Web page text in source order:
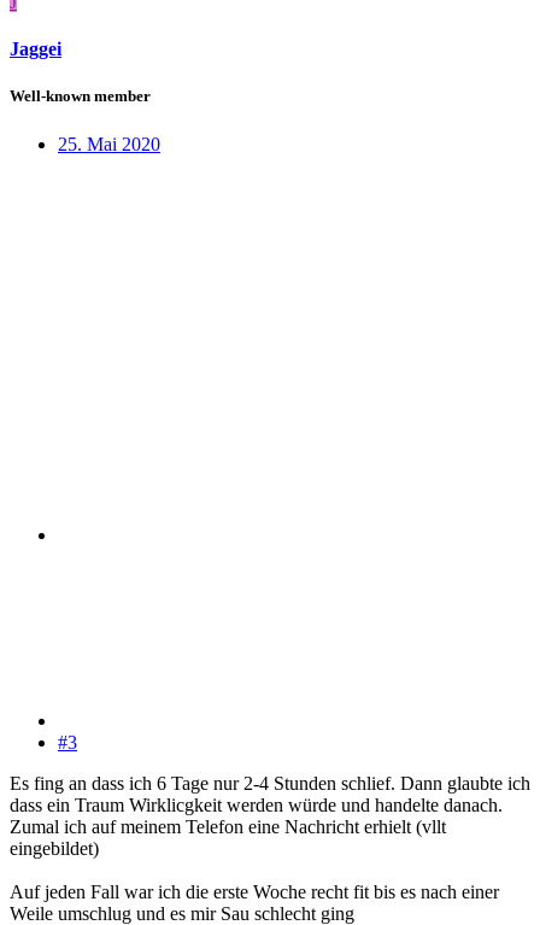
Jaggei
Well-known member
25. Mai 2020
#3
Es fing an dass ich 6 Tage nur 2-4 Stunden schlief. Dann glaubte ich
dass ein Traum Wirklicgkeit werden würde und handelte danach.
Zumal ich auf meinem Telefon eine Nachricht erhielt (vllt
eingebildet)
Auf jeden Fall war ich die erste Woche recht fit bis es nach einer
Weile umschlug und es mir Sau schlecht ging